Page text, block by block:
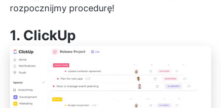
rozpocznijmy procedurę!
1. ClickUp